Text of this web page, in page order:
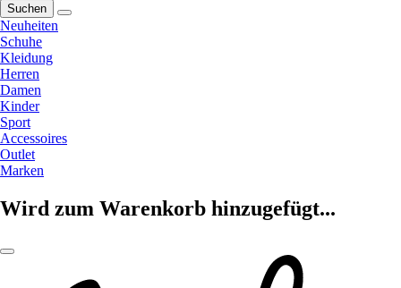
Suchen
Neuheiten
Schuhe
Kleidung
Herren
Damen
Kinder
Sport
Accessoires
Outlet
Marken
Wird zum Warenkorb hinzugefügt...